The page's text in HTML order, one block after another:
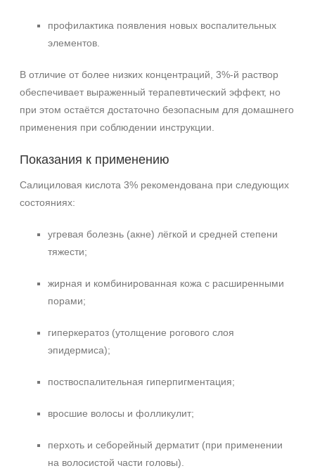
профилактика появления новых воспалительных
элементов.
В отличие от более низких концентраций, 3%-й раствор
обеспечивает выраженный терапевтический эффект, но
при этом остаётся достаточно безопасным для домашнего
применения при соблюдении инструкции.
Показания к применению
Салициловая кислота 3% рекомендована при следующих
состояниях:
угревая болезнь (акне) лёгкой и средней степени
тяжести;
жирная и комбинированная кожа с расширенными
порами;
гиперкератоз (утолщение рогового слоя
эпидермиса);
поствоспалительная гиперпигментация;
вросшие волосы и фолликулит;
перхоть и себорейный дерматит (при применении
на волосистой части головы).